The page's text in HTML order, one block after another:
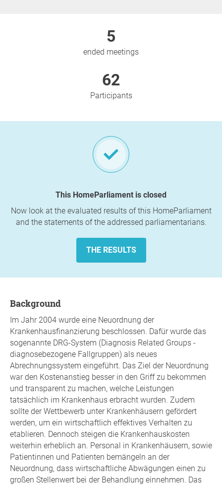
5
ended meetings
62
Participants
This HomeParliament is closed
Now look at the evaluated results of this HomeParliament
and the statements of the addressed parliamentarians.
THE RESULTS
background
Im Jahr 2004 wurde eine Neuordnung der
Krankenhausfinanzierung beschlossen. Dafür wurde das
sogenannte DRG-System (Diagnosis Related Groups -
diagnosebezogene Fallgruppen) als neues
Abrechnungssystem eingeführt. Das Ziel der Neuordnung
war den Kostenanstieg besser in den Griff zu bekommen
und transparent zu machen, welche Leistungen
tatsächlich im Krankenhaus erbracht wurden. Zudem
sollte der Wettbewerb unter Krankenhäusern gefördert
werden, um ein wirtschaftlich effektives Verhalten zu
etablieren. Dennoch steigen die Krankenhauskosten
weiterhin erheblich an. Personal in Krankenhäusern, sowie
Patientinnen und Patienten bemängeln an der
Neuordnung, dass wirtschaftliche Abwägungen einen zu
großen Stellenwert bei der Behandlung einnehmen. Das